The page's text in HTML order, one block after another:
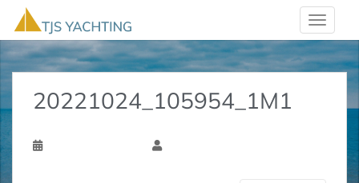
Skip to main content
20221024_105954_1M1